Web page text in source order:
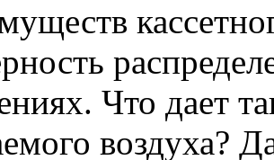
Что дает
воздуха?